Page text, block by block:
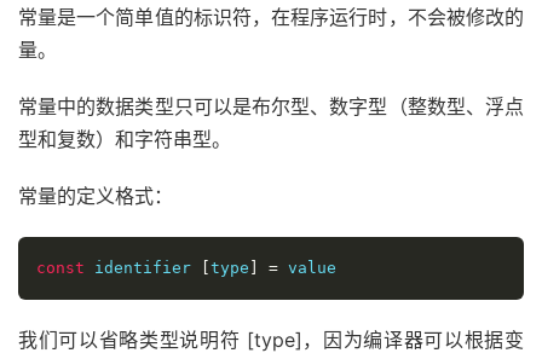
常量是一个简单值的标识符，在程序运行时，不会被修改的
量。
常量中的数据类型只可以是布尔型、数字型（整数型、浮点
型和复数）和字符串型。
常量的定义格式：
const identifier type = value
我们可以省略类型说明符 [type]，因为编译器可以根据变